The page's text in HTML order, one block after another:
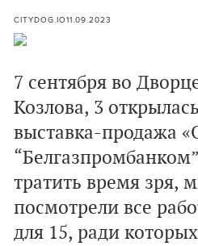
CITYDOG.IO11.09.2023
7 сентября во
Козлова, 3
выставка-продажа
тратить время зря,
посмотрели все
для 15, ради